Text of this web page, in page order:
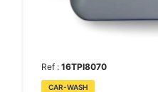
Ref : 16TPI8070
CAR-WASH